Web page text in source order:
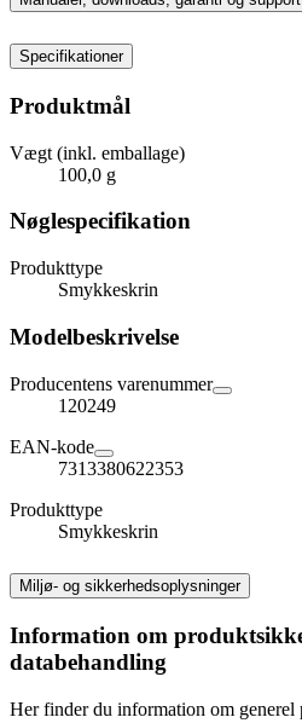
Specifikationer
Produktmål
Vægt (inkl. emballage)
100,0 g
Nøglespecifikation
Produkttype
Smykkeskrin
Modelbeskrivelse
Producentens varenummer
120249
EAN-kode
7313380622353
Produkttype
Smykkeskrin
Miljø- og sikkerhedsoplysninger
Information om
databehandling
Her finder du information om generel